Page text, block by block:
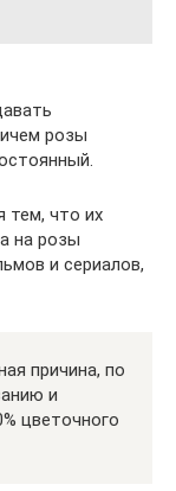
розы
тем, что их
на розы
и сериалов,
причина, по
и
цветочного